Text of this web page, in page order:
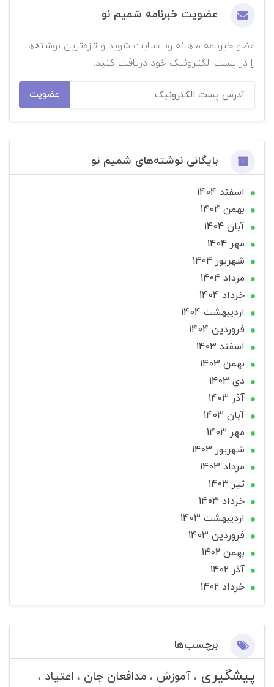
عضویت خبرنامه شمیم نو
عضو خبرنامه ماهانه وب‌سایت شوید و تازه‌ترین نوشته‌ها
را در پست الکترونیک خود دریافت کنید.
عضویت
بایگانی نوشته‌های شمیم نو
اسفند 1404
بهمن 1404
آبان 1404
مهر 1404
شهریور 1404
مرداد 1404
خرداد 1404
ارديبهشت 1404
فروردین 1404
اسفند 1403
بهمن 1403
دی 1403
آذر 1403
آبان 1403
مهر 1403
شهریور 1403
مرداد 1403
تير 1403
خرداد 1403
ارديبهشت 1403
فروردین 1403
بهمن 1402
آذر 1402
خرداد 1402
برچسب‌ها
پیشگیری آموزش مدافعان جان اعتیاد